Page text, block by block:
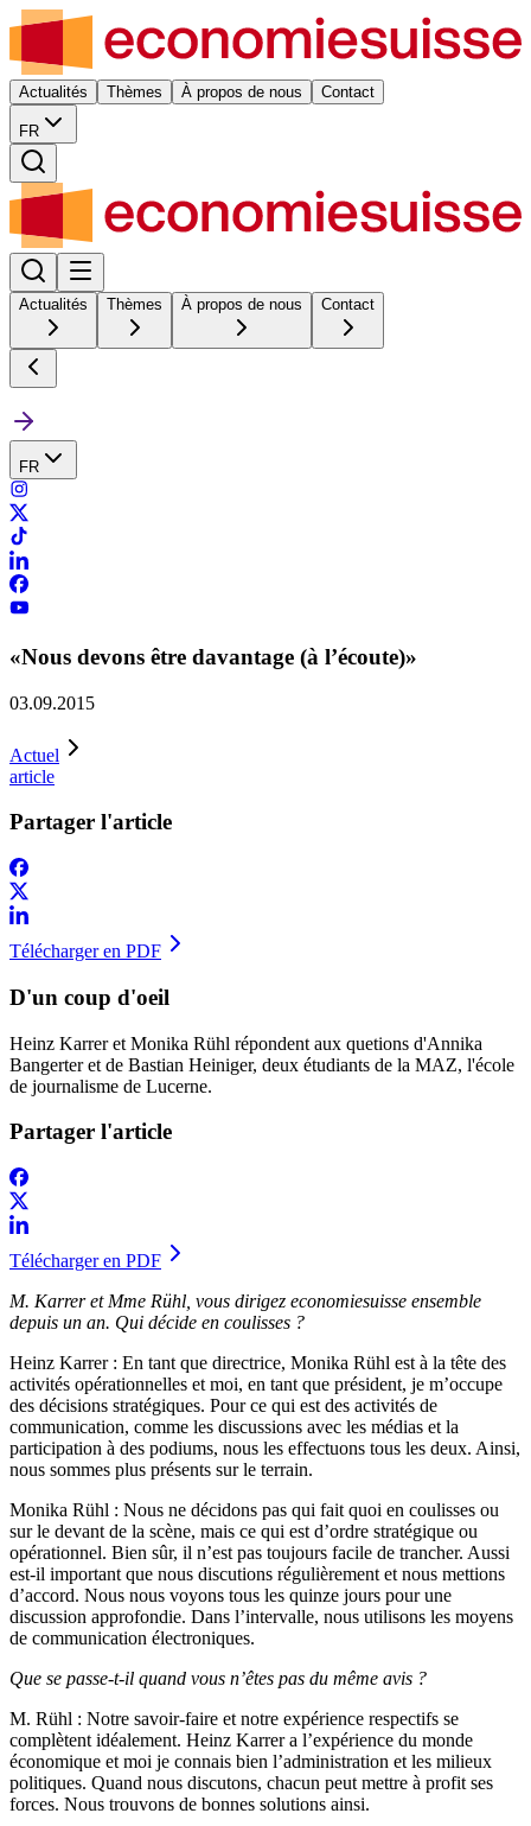
Actualités Thèmes À propos de nous Contact
FR
Actualités Thèmes À propos de nous Contact
FR
«Nous devons être davantage (à l’écoute)»
03.09.2015
Actuel
article
Partager l'article
Télécharger en PDF
D'un coup d'oeil
Heinz Karrer et Monika Rühl répondent aux quetions d'Annika
Bangerter et de Bastian Heiniger, deux étudiants de la MAZ, l'école
de journalisme de Lucerne.
Partager l'article
Télécharger en PDF
M. Karrer et Mme Rühl, vous dirigez economiesuisse ensemble
depuis un an. Qui décide en coulisses ?
Heinz Karrer: En tant que directrice, Monika Rühl est à la tête des
activités opérationnelles et moi, en tant que président, je m’occupe
des décisions stratégiques. Pour ce qui est des activités de
communication, comme les discussions avec les médias et la
participation à des podiums, nous les effectuons tous les deux. Ainsi,
nous sommes plus présents sur le terrain.
Monika Rühl : Nous ne décidons pas qui fait quoi en coulisses ou
sur le devant de la scène, mais ce qui est d’ordre stratégique ou
opérationnel. Bien sûr, il n’est pas toujours facile de trancher. Aussi
est-il important que nous discutions régulièrement et nous mettions
d’accord. Nous nous voyons tous les quinze jours pour une
discussion approfondie. Dans l’intervalle, nous utilisons les moyens
de communication électroniques.
Que se passe-t-il quand vous n’êtes pas du même avis ?
M. Rühl : Notre savoir-faire et notre expérience respectifs se
complètent idéalement. Heinz Karrer a l’expérience du monde
économique et moi je connais bien l’administration et les milieux
politiques. Quand nous discutons, chacun peut mettre à profit ses
forces. Nous trouvons de bonnes solutions ainsi.